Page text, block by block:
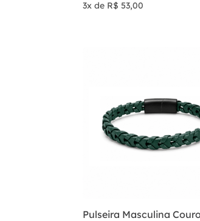
3x de R$ 53,00
Pulseira Masculina